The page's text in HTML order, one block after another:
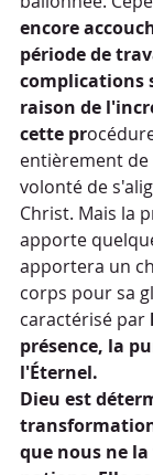
encore
période de
complications
raison de
cette pr
entièrement de
volonté de
Christ. Mais la
apporte
apportera un
corps pour sa
caractérisé par
présence, la
l'Éternel.
Dieu est
que nous ne